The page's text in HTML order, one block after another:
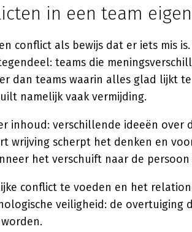
in een team
conflict als bewijs dat er iets mis
teams die
dan teams waarin alles glad lijkt
namelijk vaak vermijding.
inhoud: verschillende ideeën over
wrijving scherpt het denken en
het verschuift naar de
conflict te voeden en het
veiligheid: de overtuiging